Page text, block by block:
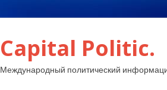
Capital Politic.
Международный политический